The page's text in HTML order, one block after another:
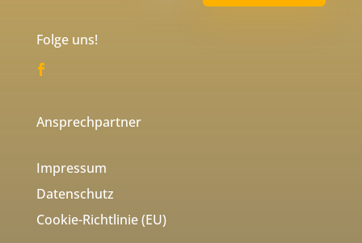
Folge uns!
Ansprechpartner
Impressum
Datenschutz
Cookie-Richtlinie (EU)